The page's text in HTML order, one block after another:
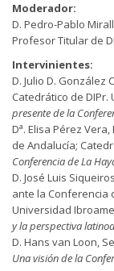
Moderador:
D. Pedro-Pablo
Profesor Titular de
Intervinientes:
D. Julio D. González
Catedrático de
presente de la
Da. Elisa Pérez
de Andalucía;
Conferencia de La
D. José Luis
ante la Conferencia
Universidad
y la perspectiva
D. Hans van Loon,
Una visión de la